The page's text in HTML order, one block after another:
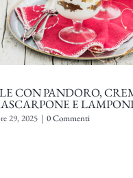
CON PANDORO,
E
29, 2025 | 0 Commenti